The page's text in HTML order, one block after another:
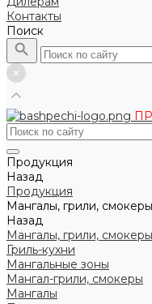
Контакты
Поиск
Продукция
Назад
Продукция
Мангалы, грили, смокеры
Назад
Мангалы, грили, смокеры
Гриль-кухни
Мангальные зоны
Мангал-грили, смокеры
Мангалы